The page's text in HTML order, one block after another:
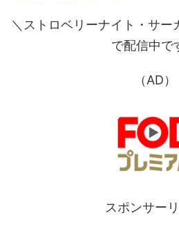
＼ストロベリーナイト・サー
で配信中で
（AD）
スポンサー